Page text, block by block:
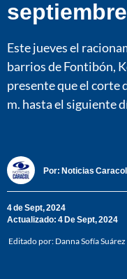
septiembre
Este jueves el
barrios de Fontibón,
presente que el corte
m. hasta el siguiente
Por: Noticias Caracol
4 de Sept, 2024
Actualizado: 4 De Sept, 2024
Editado por: Danna Sofía